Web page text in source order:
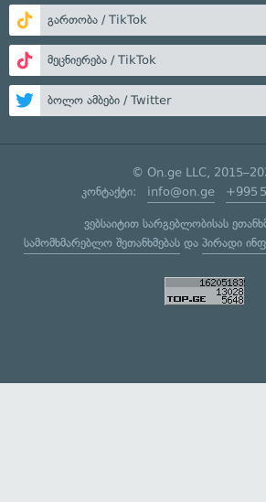
გართობა / TikTok
მეცნიერება / TikTok
ბოლო ამბები / Twitter
© On.ge LLC,
კონტაქტი: info@on.ge +995
ვებსაიტით სარგებლობისას
სამომხმარებლო შეთანხმებასდა პირადი